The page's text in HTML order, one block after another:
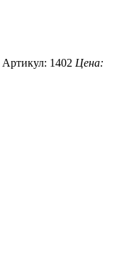
Артикул: 1402 Цена: